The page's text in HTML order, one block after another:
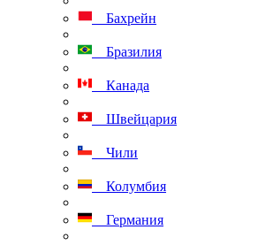
Бахрейн
Бразилия
Канада
Швейцария
Чили
Колумбия
Германия